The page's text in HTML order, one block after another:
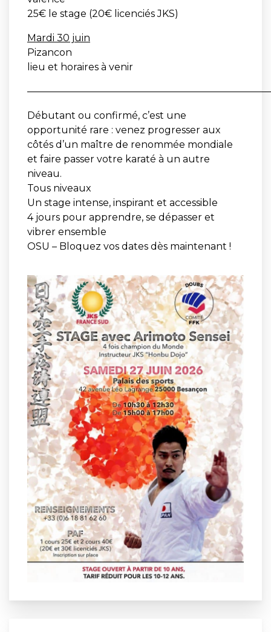
25€ le stage (20€ licenciés JKS)
Mardi 30 juin
Pizancon
lieu et horaires à venir
Débutant ou confirmé, c’est une
opportunité rare : venez progresser aux
côtés d’un maître de renommée mondiale
et faire passer votre karaté à un autre
niveau.
Tous niveaux
Un stage intense, inspirant et accessible
4 jours pour apprendre, se dépasser et
vibrer ensemble
OSU – Bloquez vos dates dès maintenant !